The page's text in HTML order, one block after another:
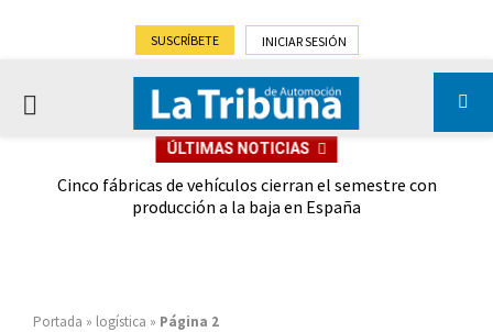
SUSCRÍBETE INICIAR SESIÓN
PRIMARY
ÚLTIMAS NOTICIAS
Cinco fábricas de vehículos cierran el semestre con
producción a la baja en España
Portada » logística » Página 2